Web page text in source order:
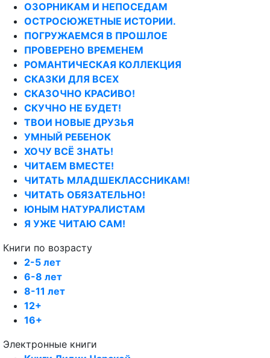
ОЗОРНИКАМ И НЕПОСЕДАМ
ОСТРОСЮЖЕТНЫЕ ИСТОРИИ.
ПОГРУЖАЕМСЯ В ПРОШЛОЕ
ПРОВЕРЕНО ВРЕМЕНЕМ
РОМАНТИЧЕСКАЯ КОЛЛЕКЦИЯ
СКАЗКИ ДЛЯ ВСЕХ
СКАЗОЧНО КРАСИВО!
СКУЧНО НЕ БУДЕТ!
ТВОИ НОВЫЕ ДРУЗЬЯ
УМНЫЙ РЕБЕНОК
ХОЧУ ВСЁ ЗНАТЬ!
ЧИТАЕМ ВМЕСТЕ!
ЧИТАТЬ МЛАДШЕКЛАССНИКАМ!
ЧИТАТЬ ОБЯЗАТЕЛЬНО!
ЮНЫМ НАТУРАЛИСТАМ
Я УЖЕ ЧИТАЮ САМ!
Книги по возрасту
2-5 лет
6-8 лет
8-11 лет
12+
16+
Электронные книги